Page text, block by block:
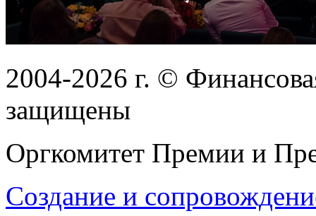
2004-2026 г. ©
защищены
Оргкомитет Премии и
Создание и